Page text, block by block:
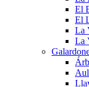
El
El
La
La